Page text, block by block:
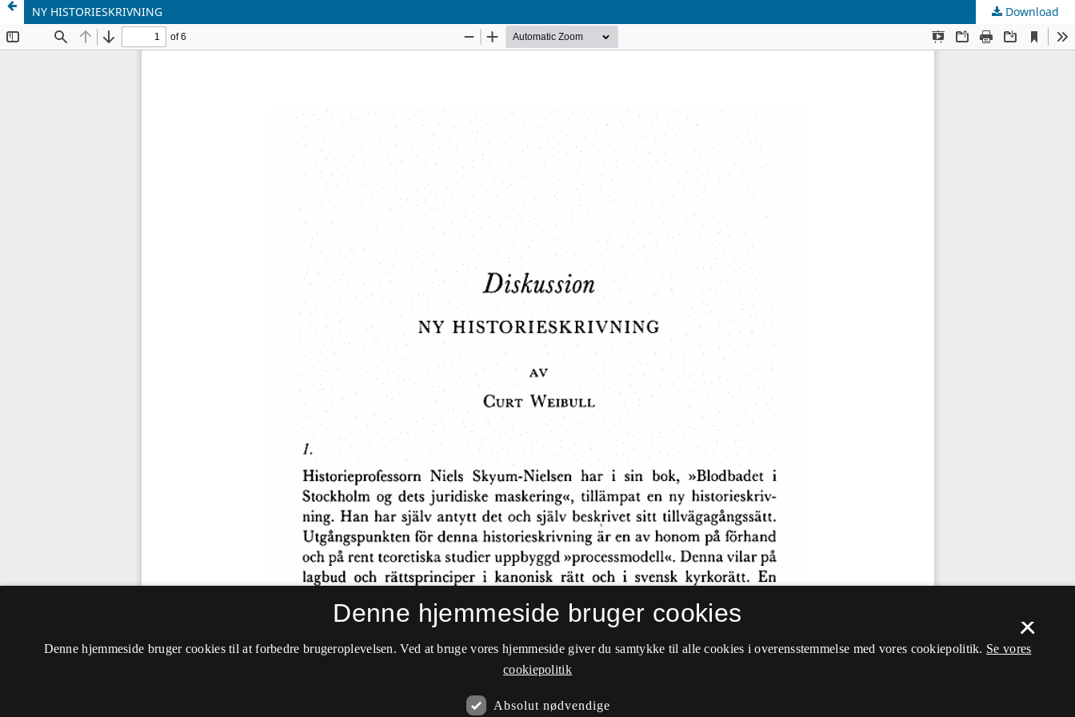
NY HISTORIESKRIVNING Download
×
Denne hjemmeside bruger cookies
Denne hjemmeside bruger cookies til at forbedre brugeroplevelsen. Ved at bruge vores hjemmeside giver du samtykke til alle cookies i overensstemmelse med vores cookiepolitik. Se vores
cookiepolitik
Absolut nødvendige